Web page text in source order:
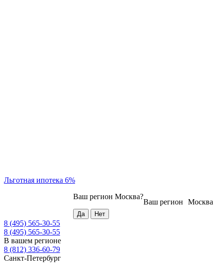
Льготная ипотека 6%
Москва
Ваш регион
Ваш регион Москва?
8 (495) 565-30-55
8 (495) 565-30-55
В вашем регионе
8 (812) 336-60-79
Санкт-Петербург